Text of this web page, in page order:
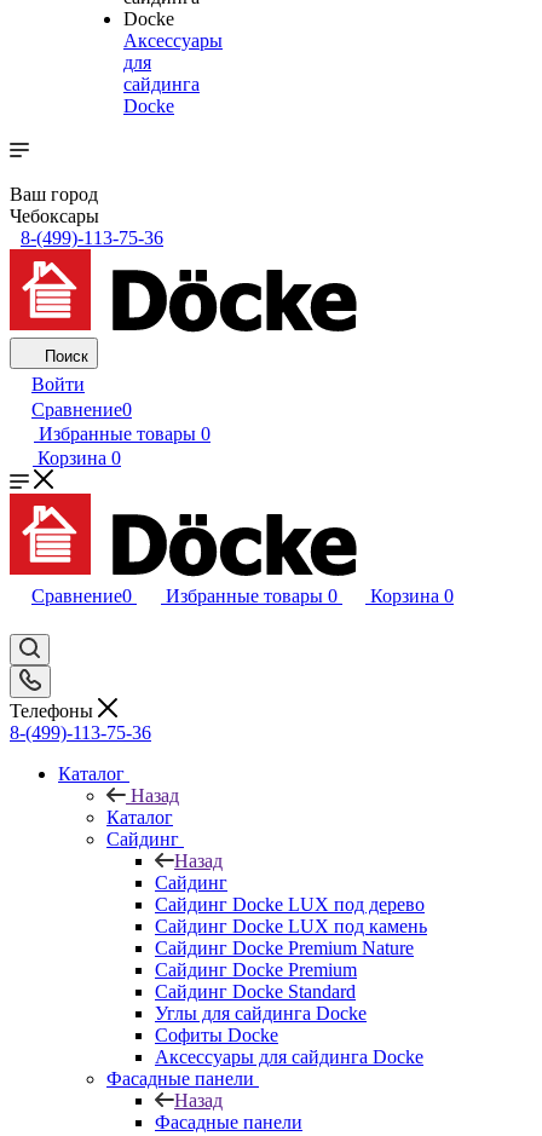
Аксессуары
для
сайдинга
Docke
Ваш город
Чебоксары
8-(499)-113-75-36
Поиск
Войти
Сравнение0
Избранные товары 0
Корзина 0
Сравнение0 Избранные товары 0 Корзина 0
Телефоны
8-(499)-113-75-36
Каталог
Назад
Каталог
Сайдинг
Назад
Сайдинг
Сайдинг Docke LUX под дерево
Сайдинг Docke LUX под камень
Сайдинг Docke Premium Nature
Сайдинг Docke Premium
Сайдинг Docke Standard
Углы для сайдинга Docke
Софиты Docke
Аксессуары для сайдинга Docke
Фасадные панели
Назад
Фасадные панели